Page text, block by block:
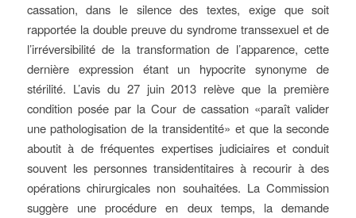
cassation, dans le silence des textes, exige que soit
rapportée la double preuve du syndrome transsexuel et de
l’irréversibilité de la transformation de l’apparence, cette
dernière expression étant un hypocrite synonyme de
stérilité. L’avis du 27 juin 2013 relève que la première
condition posée par la Cour de cassation «paraît valider
une pathologisation de la transidentité» et que la seconde
aboutit à de fréquentes expertises judiciaires et conduit
souvent les personnes transidentitaires à recourir à des
opérations chirurgicales non souhaitées. La Commission
suggère une procédure en deux temps, la demande